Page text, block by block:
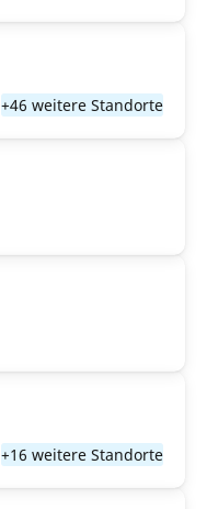
+46 weitere Standorte
+16 weitere Standorte